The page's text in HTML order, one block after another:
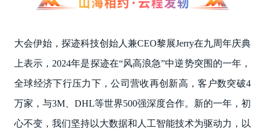
大会伊始，探迹科技创始人兼CEO黎展Jerry在九周年庆典
上表示，2024年是探迹在“风高浪急”中逆势突围的一年，
全球经济下行压力下，公司营收再创新高，客户数突破4
万家，与3M、DHL等世界500强深度合作。新的一年，初
心不变，我们坚持以大数据和人工智能技术为驱动力，以